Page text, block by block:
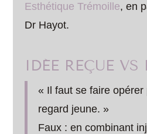
Esthétique Trémoille, en
Dr Hayot.
IDÉE REÇUE VS
« Il faut se faire opérer
regard jeune. »
Faux : en combinant